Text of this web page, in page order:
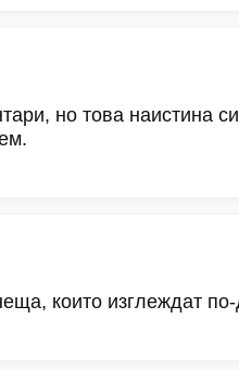
но това наистина
които изглеждат